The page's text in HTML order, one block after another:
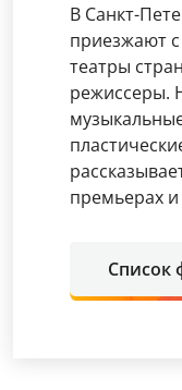
В Санкт-
приезжают
театры
режиссеры.
премьерах и
Список